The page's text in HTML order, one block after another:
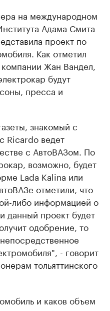
на международном
Адама Смита
проект по
Как отметил
Жан Вандел,
будут
пресса и
знакомый с
Ricardo ведет
с АвтоВАЗом. По
возможно, будет
Lada Kalina или
отметили, что
либо информацией о
данный проект будет
одобрение, то
- говорит
тольяттинского
и каков объем